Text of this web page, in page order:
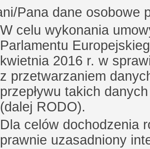
Pana dane osobowe
W celu wykonania
Parlamentu
kwietnia 2016 r. w
z przetwarzaniem
przepływu takich
(dalej RODO).
Dla celów dochodzenia
prawnie uzasadniony